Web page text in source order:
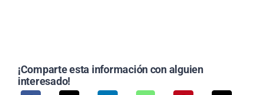
¡Comparte esta información con alguien
interesado!